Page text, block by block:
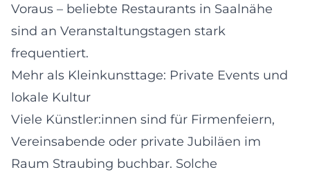
Voraus – beliebte Restaurants in Saalnähe
sind an Veranstaltungstagen stark
frequentiert.
Mehr als Kleinkunsttage: Private Events und
lokale Kultur
Viele Künstler:innen sind für Firmenfeiern,
Vereinsabende oder private Jubiläen im
Raum Straubing buchbar. Solche